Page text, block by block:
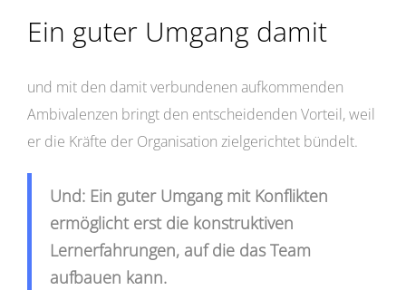
Ein guter Umgang damit
und mit den damit verbundenen aufkommenden
Ambivalenzen bringt den entscheidenden Vorteil, weil
er die Kräfte der Organisation zielgerichtet bündelt.
Und: Ein guter Umgang mit Konflikten
ermöglicht erst die konstruktiven
Lernerfahrungen, auf die das Team
aufbauen kann.